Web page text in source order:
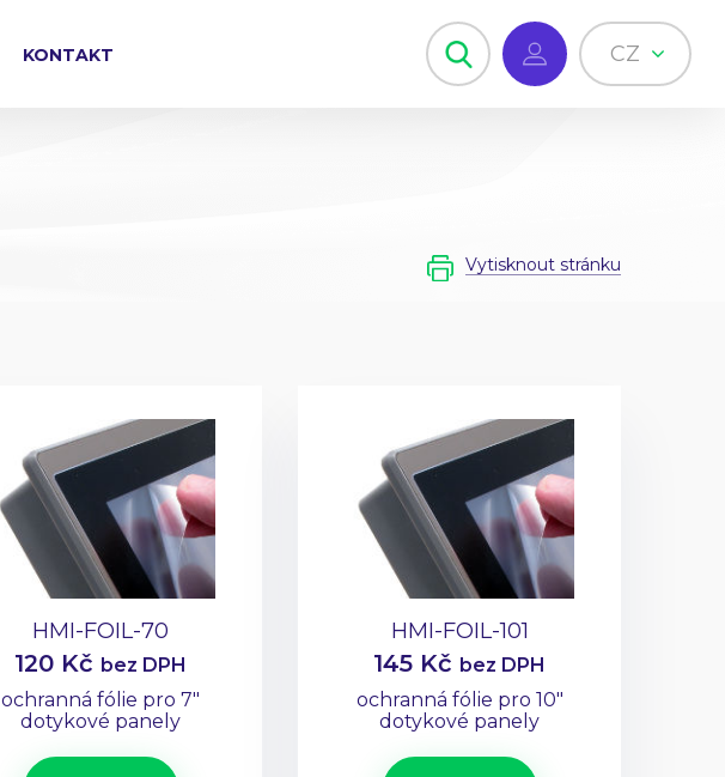
KONTAKT CZ
Vytisknout stránku
HMI-FOIL-70
120 Kč bez DPH
ochranná fólie pro 7"
dotykové panely
HMI-FOIL-101
145 Kč bez DPH
ochranná fólie pro 10"
dotykové panely